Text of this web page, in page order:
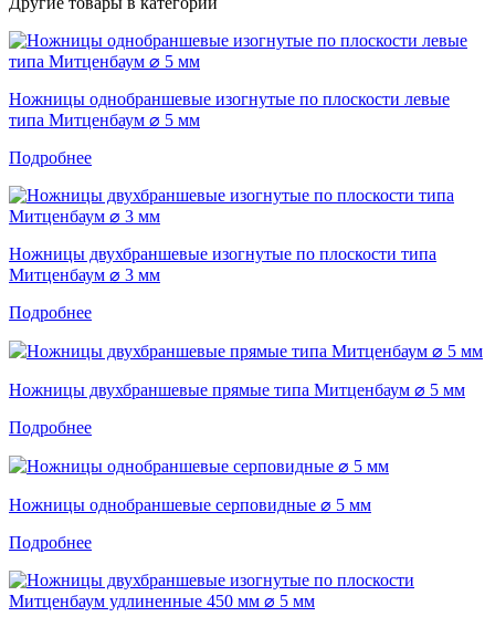
Ножницы однобраншевые изогнутые по плоскости левые
типа Митценбаум ⌀ 5 мм
Подробнее
Ножницы двухбраншевые изогнутые по плоскости типа
Митценбаум ⌀ 3 мм
Подробнее
Ножницы двухбраншевые прямые типа Митценбаум ⌀ 5 мм
Подробнее
Ножницы однобраншевые серповидные ⌀ 5 мм
Подробнее